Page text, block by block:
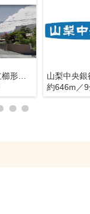
南アルプス市立櫛形中学校
約646m／